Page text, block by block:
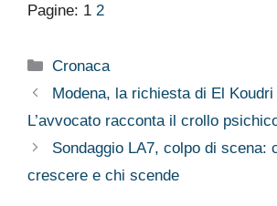
Pagine: 1 2
Categorie
Cronaca
Modena, la richiesta di El
L’avvocato racconta il crollo
Sondaggio LA7, colpo di scena:
crescere e chi scende